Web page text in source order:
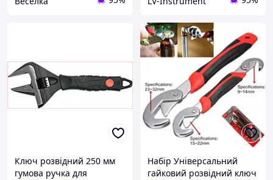
Ключ розвідний 250 мм
гумова ручка для
Набір Універсальний
гайковий розвідний ключ